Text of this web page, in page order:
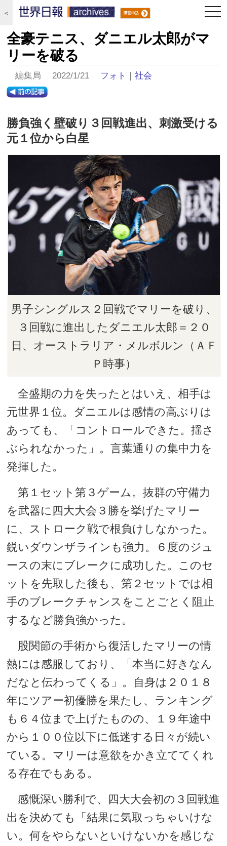
＜
全豪テニス、ダニエル太郎がマ
リーを破る
編集局 2022/1/21 フォト ｜社会
勝負強く壁破り３回戦進出、刺激受ける
元１位から白星
男子シングルス２回戦でマリーを破り、
３回戦に進出したダニエル太郎＝２０
日、オーストラリア・メルボルン（ＡＦ
Ｐ時事）
全盛期の力を失ったとはいえ、相手は
元世界１位。ダニエルは感情の高ぶりは
あっても、「コントロールできた。揺さ
ぶられなかった」。言葉通りの集中力を
発揮した。
第１セット第３ゲーム。抜群の守備力
を武器に四大大会３勝を挙げたマリー
に、ストローク戦で根負けしなかった。
鋭いダウンザラインも強力。６度のジュ
ースの末にブレークに成功した。このセ
ットを先取した後も、第２セットでは相
手のブレークチャンスをことごとく阻止
するなど勝負強かった。
股関節の手術から復活したマリーの情
熱には感服しており、「本当に好きなん
だなと伝わってくる」。自身は２０１８
年にツアー初優勝を果たし、ランキング
も６４位まで上げたものの、１９年途中
から１００位以下に低迷する日々が続い
ている。マリーは意欲をかき立ててくれ
る存在でもある。
感慨深い勝利で、四大大会初の３回戦進
出を決めても「結果に気取っちゃいけな
い。何をやらないといけないかを感じな